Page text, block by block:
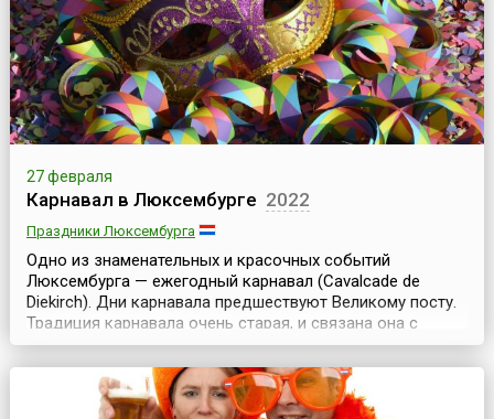
27 февраля
Карнавал в Люксембурге 2022
Праздники Люксембурга
Одно из знаменательных и красочных событий
Люксембурга — ежегодный карнавал (Cavalcade de
Diekirch). Дни карнавала предшествуют Великому посту.
Традиция карнавала очень старая, и связана она с
простой идеей: перед Великим постом надо всласть
наесться, напиться и нагуляться. Что может быть
веселее, ярче и интереснее карнавала?! Карнавальное
воскресенье, понедельник и вторник — пик люксембур...